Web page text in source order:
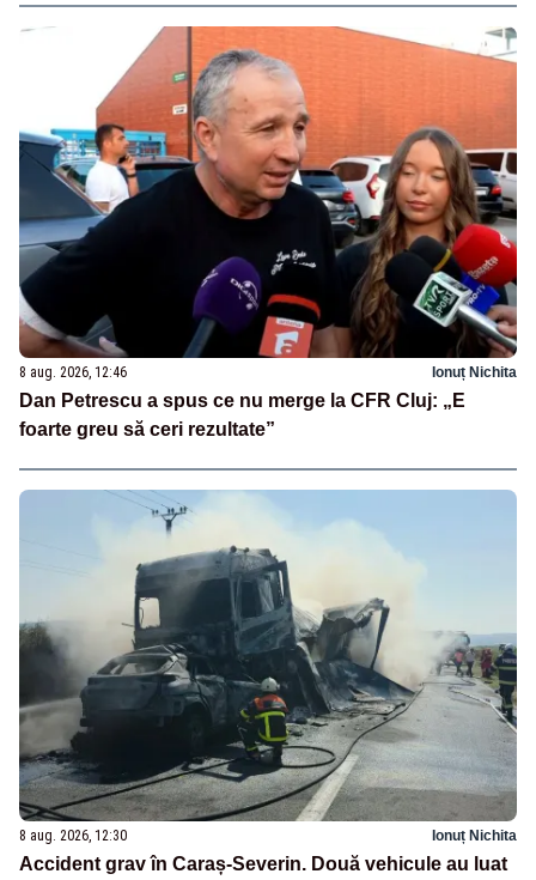
8 aug. 2026, 12:46 Ionuț Nichita
Dan Petrescu a spus ce nu merge la CFR Cluj: „E
foarte greu să ceri rezultate”
8 aug. 2026, 12:30 Ionuț Nichita
Accident grav în Caraș-Severin. Două vehicule au luat